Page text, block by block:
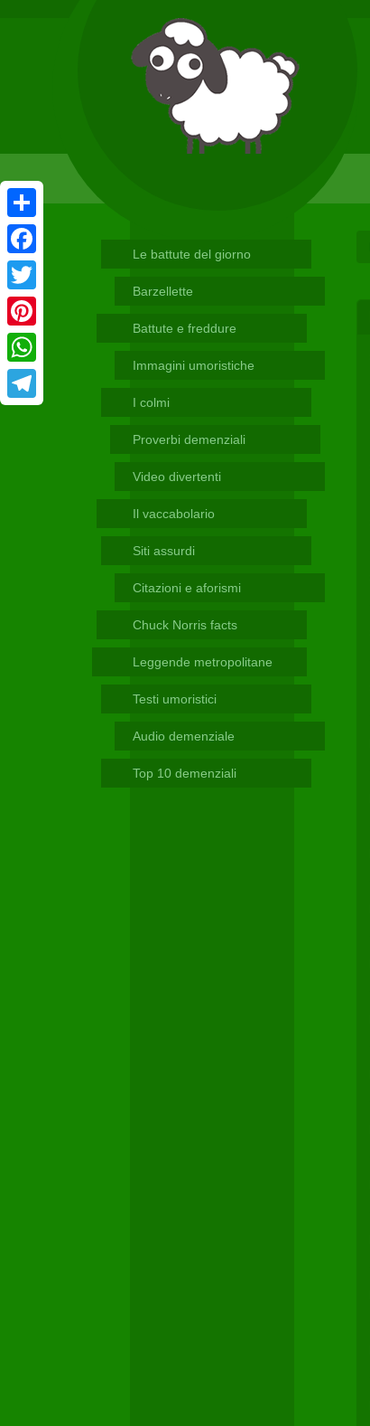
Le battute del giorno
Barzellette
Battute e freddure
Immagini umoristiche
I colmi
Proverbi demenziali
Video divertenti
Il vaccabolario
Siti assurdi
Citazioni e aforismi
Chuck Norris facts
Leggende metropolitane
Testi umoristici
Audio demenziale
Top 10 demenziali
Condividi
Facebook
Twitter
Pinterest
WhatsApp